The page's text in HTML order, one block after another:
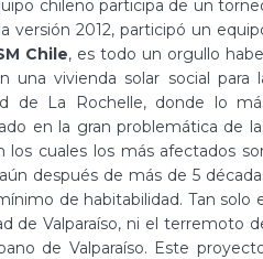
chileno participa de un
versión 2012, participó un
Chile, es todo un orgullo
una vivienda solar social para
de La Rochelle, donde lo
en la gran problemática de
cuales los más afectados
después de más de 5
de habitabilidad. Tan solo
de Valparaíso, ni el terremoto
de Valparaíso. Este